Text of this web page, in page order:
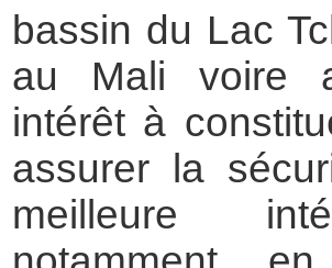
bassin du Lac
au Mali voire
intérêt à
assurer la
meilleure